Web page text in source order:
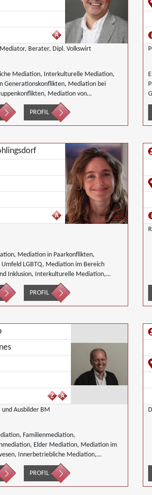
Berater, Dipl. Volkswirt
Mediation, Interkulturelle Mediation,
Generationskonflikten, Mediation bei
Mediation von
Wirtschaftsmediation
PROFIL
Mediation in Paarkonflikten,
LGBTQ, Mediation im Bereich
Inklusion, Interkulturelle Mediation,
Bereich, Mediation bei Team-
Nachbarschaftsmediation
PROFIL
Ausbilder BM
Familienmediation,
Elder Mediation, Mediation im
Innerbetriebliche Mediation,
Generationskonflikten, Mediation bei
Mediation im öffentlichen
bei Team- und Gruppenkonflikten,
PROFIL